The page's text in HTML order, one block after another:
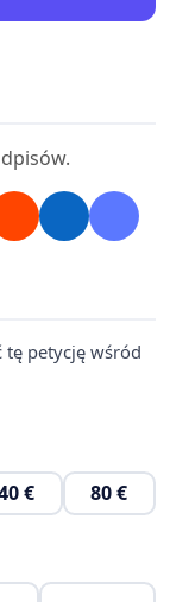
realną wolę
w szkole.
żywności
konkursu ofert
rodziców
tę petycję wśród
€ 80 €